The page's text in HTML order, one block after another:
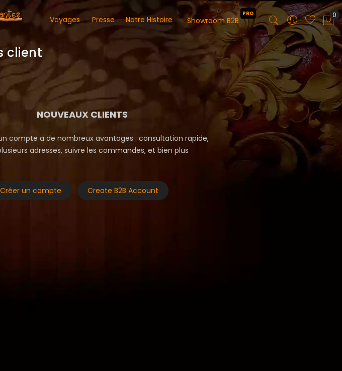
Voyages Presse Notre Histoire Showroom B2B
PRO 0
client
NOUVEAUX CLIENTS
compte a de nombreux avantages : consultation rapide,
adresses, suivre les commandes, et bien plus
Créer un compte Create B2B Account